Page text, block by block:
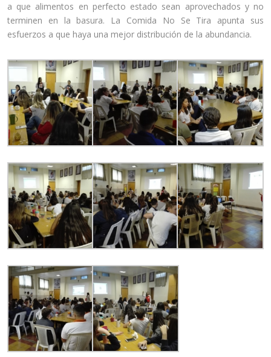
a que alimentos en perfecto estado sean aprovechados y no
terminen en la basura. La Comida No Se Tira apunta sus
esfuerzos a que haya una mejor distribución de la abundancia.